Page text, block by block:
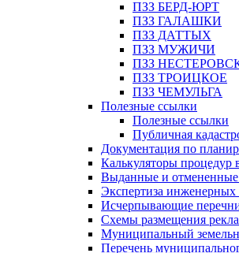
ПЗЗ БЕРД-ЮРТ
ПЗЗ ГАЛАШКИ
ПЗЗ ДАТТЫХ
ПЗЗ МУЖИЧИ
ПЗЗ
ПЗЗ ТРОИЦКОЕ
ПЗЗ ЧЕМУЛЬГА
Полезные ссылки
Полезные ссылки
Публичная
Документация по
Калькуляторы процедур
Выданные и отмененные
Экспертиза
Исчерпывающие перечни
Схемы размещения
Муниципальный
Перечень